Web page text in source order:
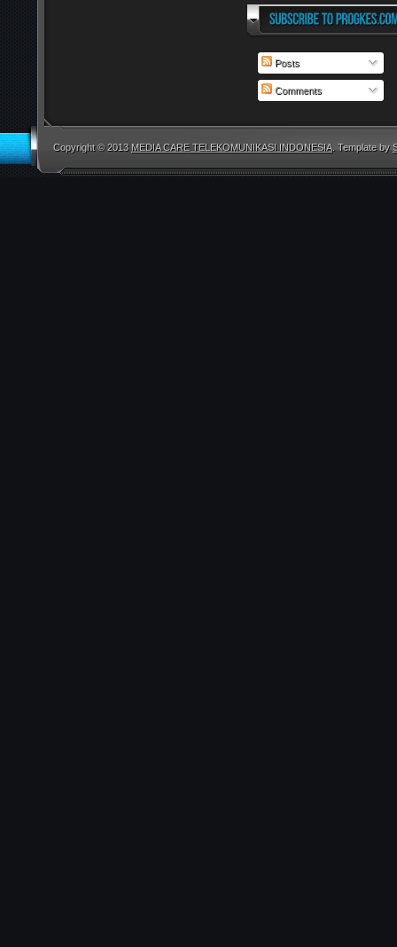
Posts
Comments
Copyright © 2013 MEDIA CARE TELEKOMUNIKASI INDONESIA. Template by